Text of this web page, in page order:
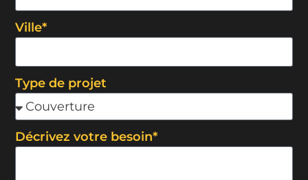
Ville*
Type de projet
Décrivez votre besoin*